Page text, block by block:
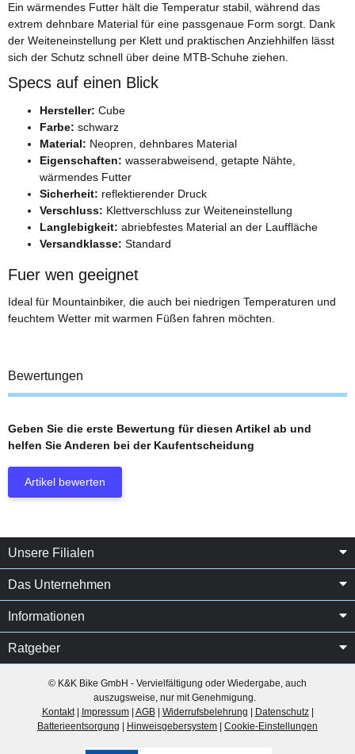
Ein wärmendes Futter hält die Temperatur stabil, während das
extrem dehnbare Material für eine passgenaue Form sorgt. Dank
der Weiteneinstellung per Klett und praktischen Anziehhilfen lässt
sich der Schutz schnell über deine MTB-Schuhe ziehen.
Specs auf einen Blick
Hersteller: Cube
Farbe: schwarz
Material: Neopren, dehnbares Material
Eigenschaften: wasserabweisend, getapte Nähte,
wärmendes Futter
Sicherheit: reflektierender Druck
Verschluss: Klettverschluss zur Weiteneinstellung
Langlebigkeit: abriebfestes Material an der Lauffläche
Versandklasse: Standard
Fuer wen geeignet
Ideal für Mountainbiker, die auch bei niedrigen Temperaturen und
feuchtem Wetter mit warmen Füßen fahren möchten.
Bewertungen
Geben Sie die erste Bewertung für diesen Artikel ab und
helfen Sie Anderen bei der Kaufentscheidung
Artikel bewerten
Unsere Filialen
Das Unternehmen
Informationen
Ratgeber
© K&K Bike GmbH - Vervielfältigung oder Wiedergabe, auch
auszugsweise, nur mit Genehmigung.
Kontakt| Impressum| AGB| Widerrufsbelehrung Datenschutz|
Batterieentsorgung
Hinweisgebersystem Cookie-Einstellungen